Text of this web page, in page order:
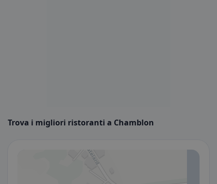
Trova i migliori ristoranti a Chamblon